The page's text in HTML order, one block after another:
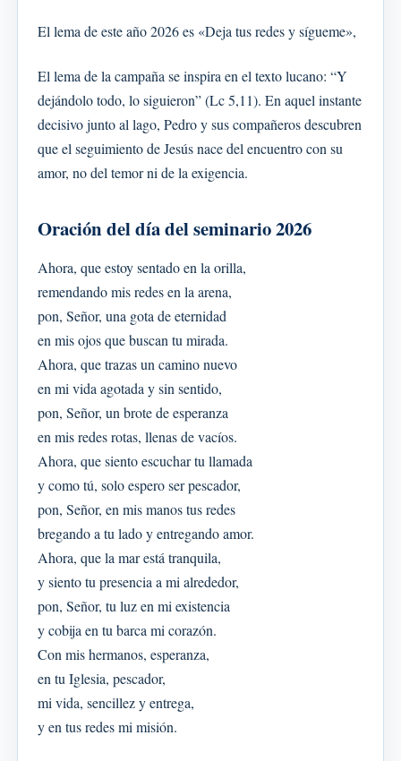
El lema de este año 2026 es «Deja tus redes y sígueme»,
El lema de la campaña se inspira en el texto lucano: “Y
dejándolo todo, lo siguieron” (Lc 5,11). En aquel instante
decisivo junto al lago, Pedro y sus compañeros descubren
que el seguimiento de Jesús nace del encuentro con su
amor, no del temor ni de la exigencia.
Oración del día del seminario 2026
Ahora, que estoy sentado en la orilla,
remendando mis redes en la arena,
pon, Señor, una gota de eternidad
en mis ojos que buscan tu mirada.
Ahora, que trazas un camino nuevo
en mi vida agotada y sin sentido,
pon, Señor, un brote de esperanza
en mis redes rotas, llenas de vacíos.
Ahora, que siento escuchar tu llamada
y como tú, solo espero ser pescador,
pon, Señor, en mis manos tus redes
bregando a tu lado y entregando amor.
Ahora, que la mar está tranquila,
y siento tu presencia a mi alrededor,
pon, Señor, tu luz en mi existencia
y cobija en tu barca mi corazón.
Con mis hermanos, esperanza,
en tu Iglesia, pescador,
mi vida, sencillez y entrega,
y en tus redes mi misión.